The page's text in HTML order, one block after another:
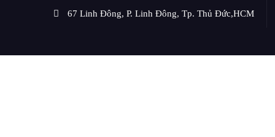
67 Linh Đông, P. Linh Đông, Tp. Thủ Đức,HCM